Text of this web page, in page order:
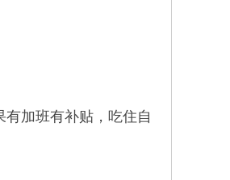
加班有补贴，吃住自